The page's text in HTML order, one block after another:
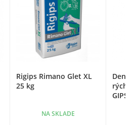
Rigips Rimano Glet XL
25 kg
NA SKLADE
Den
GIPS